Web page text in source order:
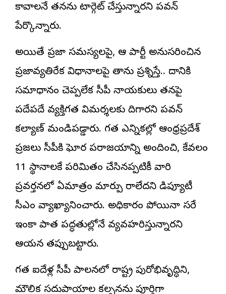
కావాలనే తనను టార్గెట్ చేస్తున్నారని పవన్
పేర్కొన్నారు.
అయితే ప్రజా సమస్యలపై, ఆ పార్టీ అనుసరించిన
ప్రజావ్యతిరేక విధానాలపై తాను ప్రశ్నిస్తే.. దానికి
సమాధానం చెప్పలేక వైసీపీ నాయకులు తనపై
పదేపదే వ్యక్తిగత విమర్శలకు దిగారని పవన్
కల్యాణ్ మండిపడ్డారు. గత ఎన్నికల్లో ఆంధ్రప్రదేశ్
ప్రజలు వైసీపీకి ఘోర పరాజయాన్ని అందించి, కేవలం
11 స్థానాలకే పరిమితం చేసినప్పటికీ వారి
ప్రవర్తనలో ఏమాత్రం మార్పు రాలేదని డిప్యూటీ
సీఎం వ్యాఖ్యానించారు. అధికారం పోయినా సరే
ఇంకా పాత పద్ధతుల్లోనే వ్యవహరిస్తున్నారని
ఆయన తప్పుబట్టారు.
గత ఐదేళ్ల వైసీపీ పాలనలో రాష్ట్ర పురోభివృద్ధిని,
మౌలిక సదుపాయాల కల్పనను పూర్తిగా